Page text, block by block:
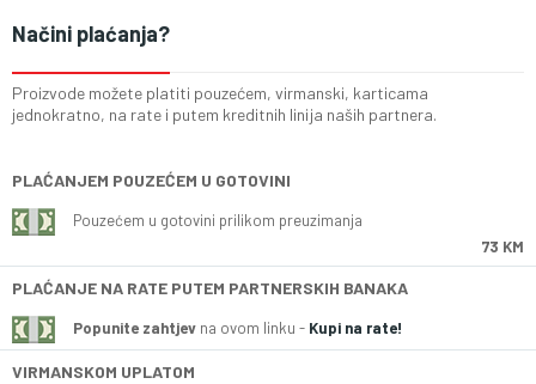
Načini plaćanja?
Proizvode možete platiti pouzećem, virmanski, karticama
jednokratno, na rate i putem kreditnih linija naših partnera.
PLAĆANJEM POUZEĆEM U GOTOVINI
Pouzećem u gotovini prilikom preuzimanja
73 KM
PLAĆANJE NA RATE PUTEM PARTNERSKIH BANAKA
Popunite zahtjev na ovom linku - Kupi na rate!
VIRMANSKOM UPLATOM